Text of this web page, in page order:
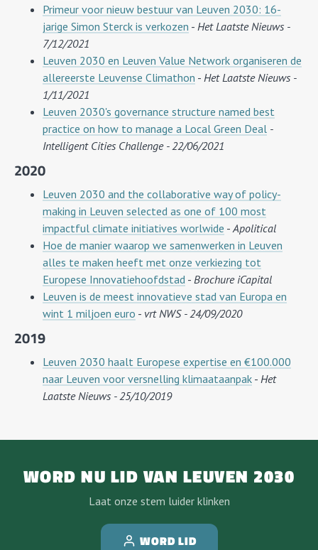
Primeur voor nieuw bestuur van Leuven 2030: 16-
jarige Simon Sterck is verkozen - Het Laatste Nieuws -
7/12/2021
Leuven 2030 en Leuven Value Network organiseren de
allereerste Leuvense Climathon - Het Laatste Nieuws -
1/11/2021
Leuven 2030's governance structure named best
practice on how to manage a Local Green Deal -
Intelligent Cities Challenge - 22/06/2021
2020
Leuven 2030 and the collaborative way of policy-
making in Leuven selected as one of 100 most
impactful climate initiatives worlwide -Apolitical
Hoe de manier waarop we samenwerken in Leuven
alles te maken heeft met onze verkiezing tot
Europese Innovatiehoofdstad - Brochure iCapital
Leuven is de meest innovatieve stad van Europa en
wint 1 miljoen euro - vrt NWS - 24/09/2020
2019
Leuven 2030 haalt Europese expertise en €100.000
naar Leuven voor versnelling klimaataanpak - Het
Laatste Nieuws - 25/10/2019
WORD NU LID VAN LEUVEN 2030
Laat onze stem luider klinken
WORD LID